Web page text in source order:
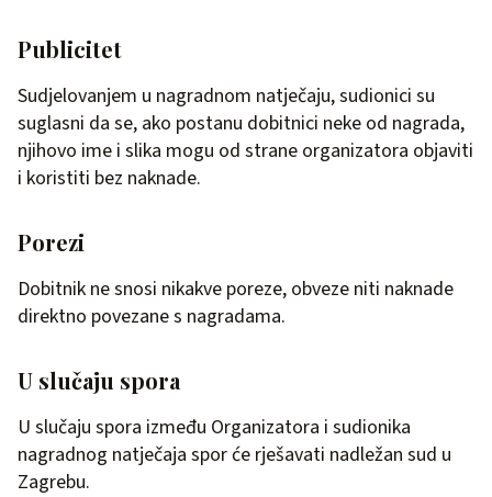
Publicitet
Sudjelovanjem u nagradnom natječaju, sudionici su
suglasni da se, ako postanu dobitnici neke od nagrada,
njihovo ime i slika mogu od strane organizatora objaviti
i koristiti bez naknade.
Porezi
Dobitnik ne snosi nikakve poreze, obveze niti naknade
direktno povezane s nagradama.
U slučaju spora
U slučaju spora između Organizatora i sudionika
nagradnog natječaja spor će rješavati nadležan sud u
Zagrebu.